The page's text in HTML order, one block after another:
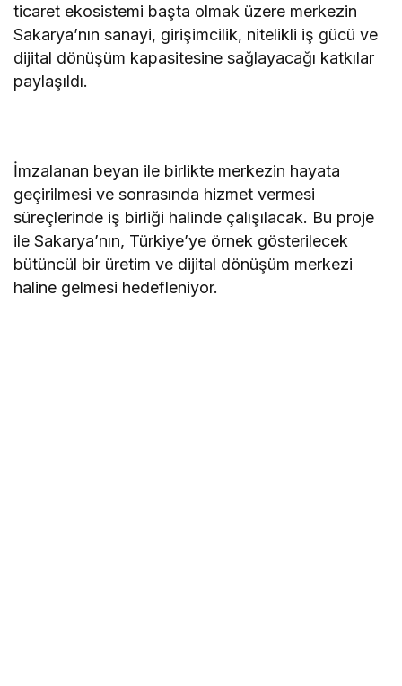
ticaret ekosistemi başta olmak üzere merkezin
Sakarya’nın sanayi, girişimcilik, nitelikli iş gücü ve
dijital dönüşüm kapasitesine sağlayacağı katkılar
paylaşıldı.
İmzalanan beyan ile birlikte merkezin hayata
geçirilmesi ve sonrasında hizmet vermesi
süreçlerinde iş birliği halinde çalışılacak. Bu proje
ile Sakarya’nın, Türkiye’ye örnek gösterilecek
bütüncül bir üretim ve dijital dönüşüm merkezi
haline gelmesi hedefleniyor.